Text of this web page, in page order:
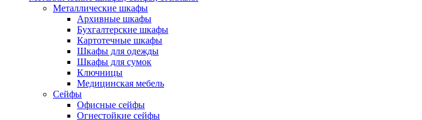
Металлические шкафы
Архивные шкафы
Бухгалтерские шкафы
Картотечные шкафы
Шкафы для одежды
Шкафы для сумок
Ключницы
Медицинская мебель
Сейфы
Офисные сейфы
Огнестойкие сейфы